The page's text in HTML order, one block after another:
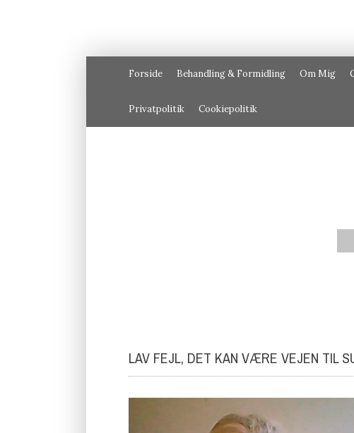
Forside Behandling & Formidling Om Mig
Privatpolitik Cookiepolitik
LAV FEJL, DET KAN VÆRE VEJEN TIL